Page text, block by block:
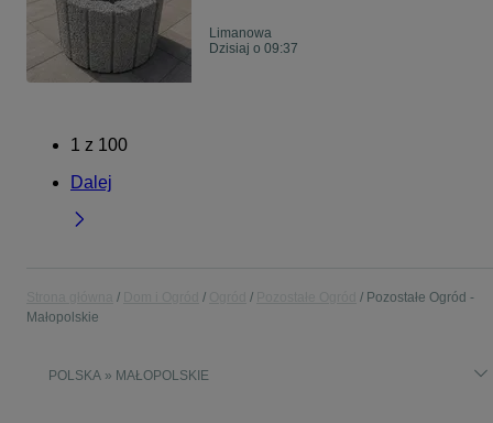
Limanowa
Dzisiaj o 09:37
1 z 100
Dalej
Pozostałe Ogród -
Małopolskie
POLSKA » MAŁOPOLSKIE